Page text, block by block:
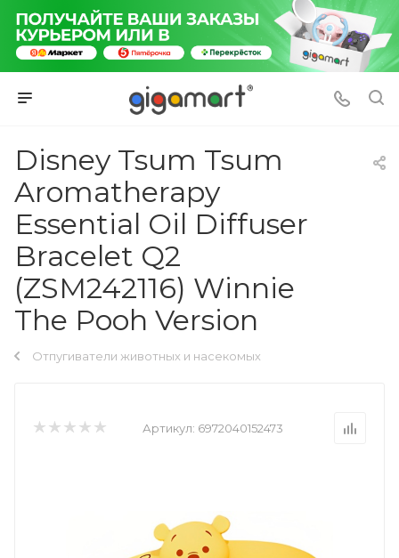
Disney Tsum Tsum
Aromatherapy
Essential Oil Diffuser
Bracelet Q2
(ZSM242116) Winnie
The Pooh Version
Отпугиватели животных и насекомых
Артикул: 6972040152473